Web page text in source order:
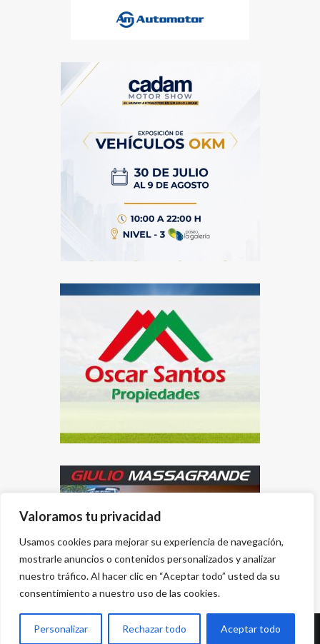
Valoramos tu privacidad
Usamos cookies para mejorar su experiencia de navegación,
mostrarle anuncios o contenidos personalizados y analizar
nuestro tráfico. Al hacer clic en “Aceptar todo” usted da su
consentimiento a nuestro uso de las cookies.
Personalizar Rechazar todo Aceptar todo
Desarrollado por